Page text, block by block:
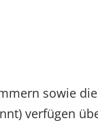
sowie
verfügen